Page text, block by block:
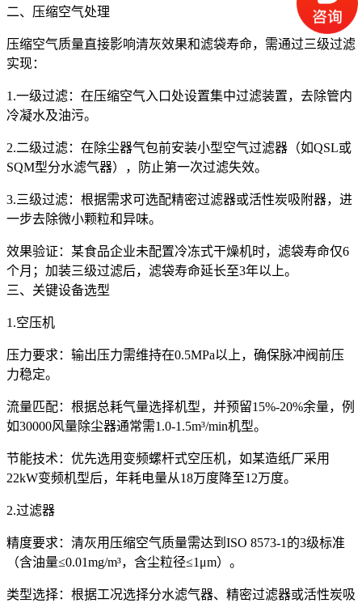
二、压缩空气处理
压缩空气质量直接影响清灰效果和滤袋寿命，需通过三级过滤
实现：
1.一级过滤：在压缩空气入口处设置集中过滤装置，去除管内
冷凝水及油污。
2.二级过滤：在除尘器气包前安装小型空气过滤器（如QSL或
SQM型分水滤气器），防止第一次过滤失效。
3.三级过滤：根据需求可选配精密过滤器或活性炭吸附器，进
一步去除微小颗粒和异味。
效果验证：某食品企业未配置冷冻式干燥机时，滤袋寿命仅6
个月；加装三级过滤后，滤袋寿命延长至3年以上。
三、关键设备选型
1.空压机
压力要求：输出压力需维持在0.5MPa以上，确保脉冲阀前压
力稳定。
流量匹配：根据总耗气量选择机型，并预留15%-20%余量，例
如30000风量除尘器通常需1.0-1.5m³/min机型。
节能技术：优先选用变频螺杆式空压机，如某造纸厂采用
22kW变频机型后，年耗电量从18万度降至12万度。
2.过滤器
精度要求：清灰用压缩空气质量需达到ISO 8573-1的3级标准
（含油量≤0.01mg/m³，含尘粒径≤1μm）。
类型选择：根据工况选择分水滤气器、精密过滤器或活性炭吸